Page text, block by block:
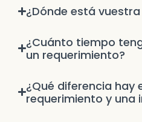
¿Dónde está
¿Cuánto tiempo
un requerimiento?
¿Qué diferencia hay
requerimiento y una